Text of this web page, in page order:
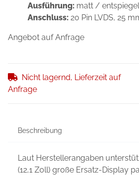
Ausführung: matt /
Anschluss: 20 Pin LVDS, 25
Angebot auf Anfrage
Nicht lagernd, Lieferzeit auf
Anfrage
Beschreibung
Laut Herstellerangaben
(12,1 Zoll) große Ersatz-Display